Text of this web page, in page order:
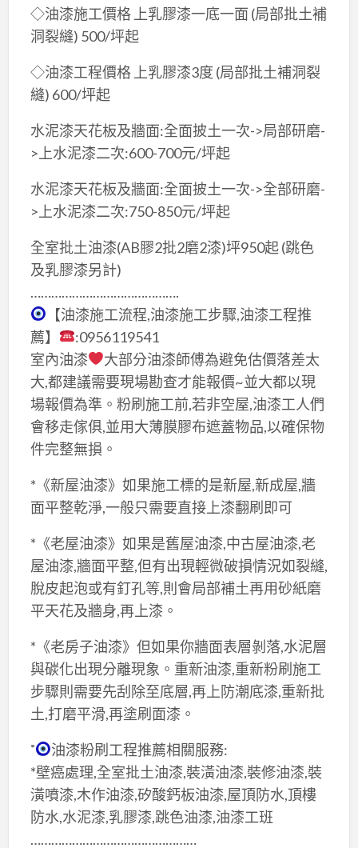
◇油漆施工價格 上乳膠漆一底一面 (局部批土補
洞裂縫) 500/坪起
◇油漆工程價格 上乳膠漆3度 (局部批土補洞裂
縫) 600/坪起
水泥漆天花板及牆面:全面披土一次->局部研磨-
>上水泥漆二次:600-700元/坪起
水泥漆天花板及牆面:全面披土一次->全部研磨-
>上水泥漆二次:750-850元/坪起
全室批土油漆(AB膠2批2磨2漆)坪950起 (跳色
及乳膠漆另計)
…………………………………….
【油漆施工流程,油漆施工步驟,油漆工程推
薦】
:0956119541
室內油漆
大部分油漆師傅為避免估價落差太
大,都建議需要現場勘查才能報價~並大都以現
場報價為準。粉刷施工前,若非空屋,油漆工人們
會移走傢俱,並用大薄膜膠布遮蓋物品,以確保物
件完整無損。
*《新屋油漆》如果施工標的是新屋,新成屋,牆
面平整乾淨,一般只需要直接上漆翻刷即可
*《老屋油漆》如果是舊屋油漆,中古屋油漆,老
屋油漆,牆面平整,但有出現輕微破損情況如裂縫,
脫皮起泡或有釘孔等,則會局部補土再用砂紙磨
平天花及牆身,再上漆。
*《老房子油漆》但如果你牆面表層剝落,水泥層
與碳化出現分離現象。重新油漆,重新粉刷施工
步驟則需要先刮除至底層,再上防潮底漆,重新批
土,打磨平滑,再塗刷面漆。
˚
油漆粉刷工程推薦相關服務:
*壁癌處理,全室批土油漆,裝潢油漆,裝修油漆,裝
潢噴漆,木作油漆,矽酸鈣板油漆,屋頂防水,頂樓
防水,水泥漆,乳膠漆,跳色油漆,油漆工班
…………………………………………